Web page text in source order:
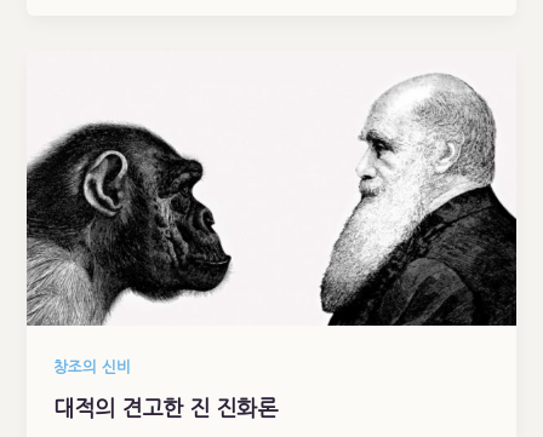
창조의 신비
대적의 견고한 진 진화론